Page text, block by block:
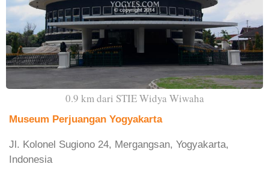
0.9 km dari STIE Widya Wiwaha
Museum Perjuangan Yogyakarta
Jl. Kolonel Sugiono 24, Mergangsan, Yogyakarta,
Indonesia